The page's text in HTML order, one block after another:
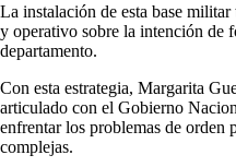
La instalación de esta base
y operativo sobre la intención de
departamento.
Con esta estrategia, Margarita
articulado con el Gobierno
enfrentar los problemas de orden
complejas.